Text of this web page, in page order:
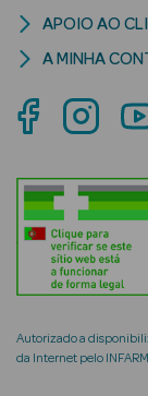
Solares
Rosto
Lábios
Solares Bebé e
Criança
Autorizado a
da Internet pelo
APOIO AO
A MINHA